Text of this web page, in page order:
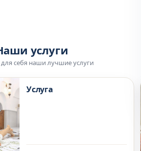
услуги
себя наши лучшие услуги
Услуга